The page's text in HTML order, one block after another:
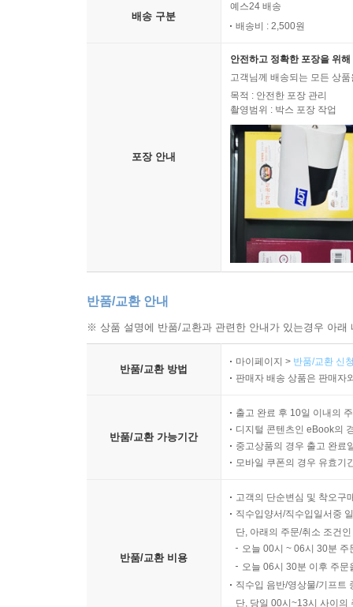
배송 구분
예스24 배송
배송비 : 2,500원
포장 안내
안전하고 정확한 포장을 위
고객님께 배송되는 모든 상
목적 : 안전한 포장 관리
촬영범위 : 박스 포장 작업
반품/교환 안내
※ 상품 설명에 반품/교환과 관련한 안내가 있는경우 아
반품/교환 방법
마이페이지 > 반품/교환 신
판매자 배송 상품은 판매자
반품/교환 가능기간
출고 완료 후 10일 이내의
디지털 콘텐츠인 eBook의
중고상품의 경우 출고 완료
모바일 쿠폰의 경우 유효기
반품/교환 비용
고객의 단순변심 및 착오구
직수입양서/직수입일서중
단, 아래의 주문/취소 조건
오늘 00시 ~ 06시 30분
오늘 06시 30분 이후 주
직수입 음반/영상물/기프트
단, 당일 00시~13시 사이의